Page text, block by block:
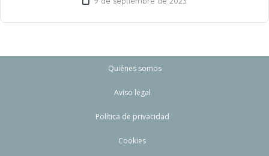
Quiénes somos
Aviso legal
Política de privacidad
Cookies